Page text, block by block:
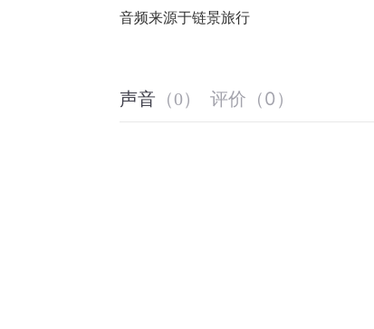
音频来源于链景旅行
声音 （0） 评价 （0 ）